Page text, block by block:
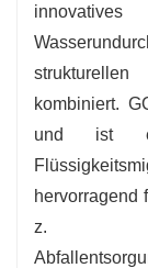
-
eine
Leicht
ermöglicht
kombiniert.
und ist
hervorragend
z. B.